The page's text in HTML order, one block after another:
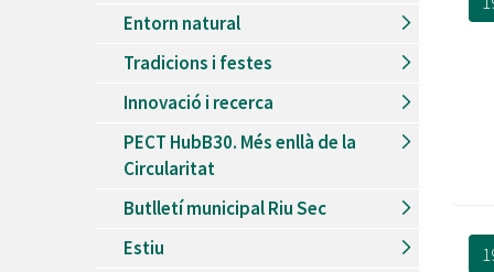
Entorn natural
Tradicions i festes
Innovació i recerca
PECT HubB30. Més enllà de la
Circularitat
Butlletí municipal Riu Sec
Estiu